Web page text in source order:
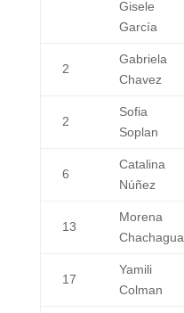
Gisele
García
2
Gabriela
Chavez
2
Sofia
Soplan
6
Catalina
Núñez
13
Morena
Chachagua
17
Yamili
Colman